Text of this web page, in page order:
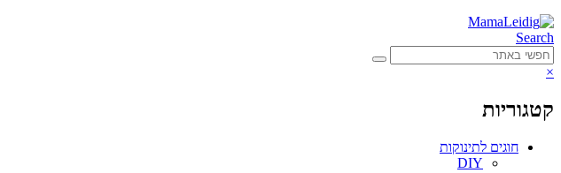
Search
×
קטגוריות
חוגים לתינוקות
DIY